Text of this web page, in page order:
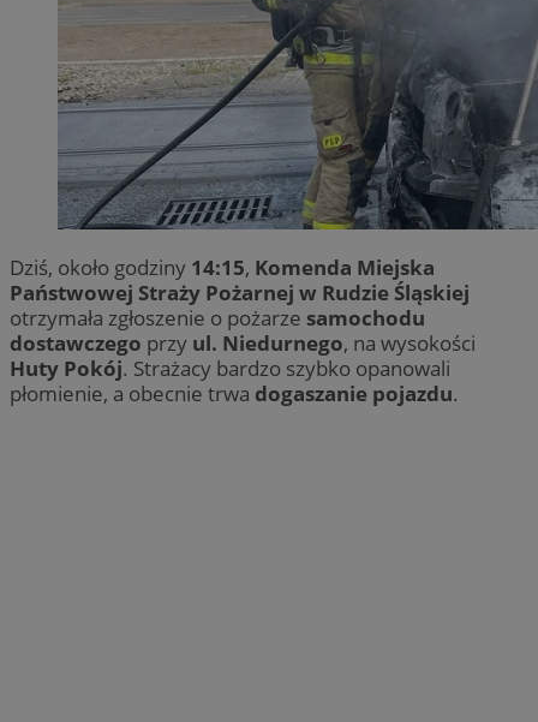
Dziś, około godziny 14:15, Komenda Miejska
Państwowej Straży Pożarnej w Rudzie Śląskiej
otrzymała zgłoszenie o pożarze samochodu
dostawczego przy ul. Niedurnego, na wysokości
Huty Pokój. Strażacy bardzo szybko opanowali
płomienie, a obecnie trwa dogaszanie pojazdu.